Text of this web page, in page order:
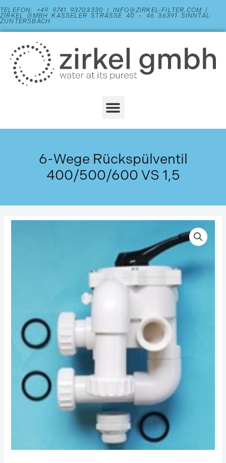
Zum
Inhalt
springen
TELEFON: +49 9741 93703330 | INFO@ZIRKEL-FILTER.COM |
ZIRKEL GMBH KASSELER STRASSE 40 – 46 36391 SINNTAL-Z
ÜNTERSBACH
Menu
6-Wege Rückspülventil
400/500/600 VS 1,5